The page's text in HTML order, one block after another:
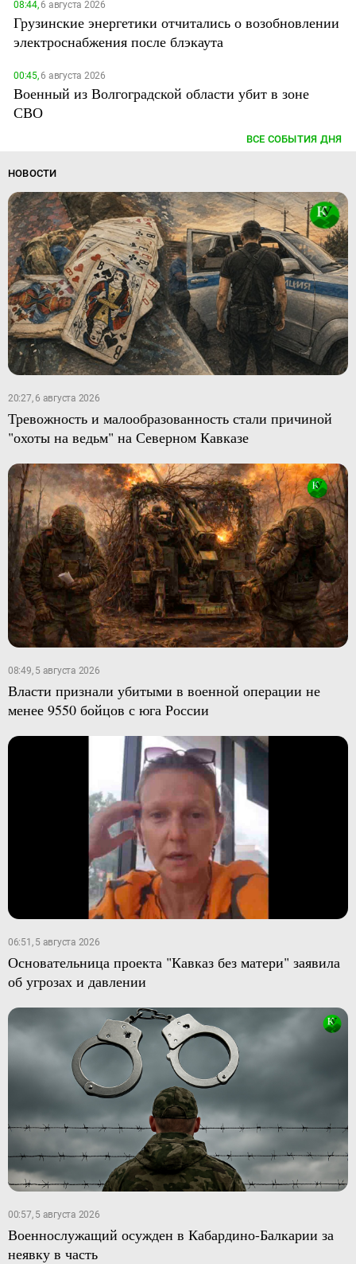
08:44,6 августа 2026
Грузинские энергетики отчитались о возобновлении
электроснабжения после блэкаута
00:45,6 августа 2026
Военный из Волгоградской области убит в зоне
СВО
ВСЕ СОБЫТИЯ ДНЯ
НОВОСТИ
20:27, 6 августа 2026
Тревожность и малообразованность стали причиной
"охоты на ведьм" на Северном Кавказе
08:49, 5 августа 2026
Власти признали убитыми в военной операции не
менее 9550 бойцов с юга России
06:51, 5 августа 2026
Основательница проекта "Кавказ без матери" заявила
об угрозах и давлении
00:57, 5 августа 2026
Военнослужащий осужден в Кабардино-Балкарии за
неявку в часть